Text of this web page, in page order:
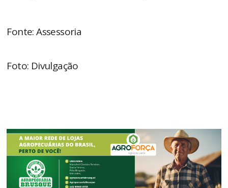
Fonte: Assessoria
Foto: Divulgação